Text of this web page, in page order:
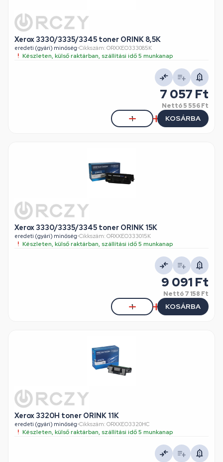
Xerox 3330/3335/3345 toner ORINK 8,5K
eredeti (gyári) minőség•Cikkszám: ORXXEO333085K
Készleten, külső raktárban, szállítási idő 5 munkanap
7 057 Ft
Nettó5 556 Ft
KOSÁRBA
Xerox 3330/3335/3345 toner ORINK 15K
eredeti (gyári) minőség•Cikkszám: ORXXEO333015K
Készleten, külső raktárban, szállítási idő 5 munkanap
9 091 Ft
Nettó7 158 Ft
KOSÁRBA
Xerox 3320H toner ORINK 11K
eredeti (gyári) minőség•Cikkszám: ORXXEO3320HC
Készleten, külső raktárban, szállítási idő 5 munkanap